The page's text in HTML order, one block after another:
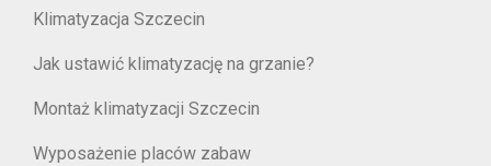
Klimatyzacja Szczecin
Jak ustawić klimatyzację na grzanie?
Montaż klimatyzacji Szczecin
Wyposażenie placów zabaw